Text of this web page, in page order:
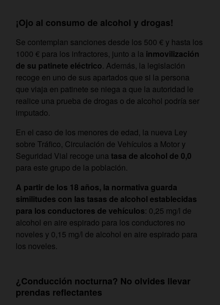
¡Ojo al consumo de alcohol y drogas!
Se contemplan sanciones desde los 500 € y hasta los
1000 € para los infractores, junto a la inmovilización
de su patinete eléctrico. Además, la legislación
recoge en uno de sus apartados que si la persona
que viaja en patinete se niega a que la autoridad le
realice una prueba de drogas o de alcohol podría ser
imputado.
En el caso de los menores de edad, la nueva Ley
sobre Tráfico, Circulación de Vehículos a Motor y
Seguridad Vial recoge una tasa de alcohol de 0,0
para este grupo de la población.
A partir de los 18 años, la normativa guarda
similitudes con las tasas de alcohol establecidas
para los conductores de vehículos: 0,25 mg/l de
alcohol en aire espirado para los conductores no
noveles y 0,15 mg/l de alcohol en aire espirado para
los noveles.
¿Conducción nocturna? No olvides llevar
prendas reflectantes